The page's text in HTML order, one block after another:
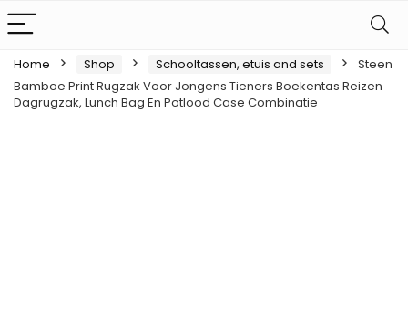
Home Shop Schooltassen, etuis and sets
Steen
Bamboe Print Rugzak Voor Jongens Tieners Boekentas Reizen
Dagrugzak, Lunch Bag En Potlood Case Combinatie